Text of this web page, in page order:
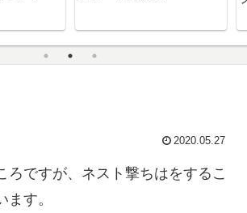
2020.05.27
ですが、ネスト撃ちはをするこ
す。